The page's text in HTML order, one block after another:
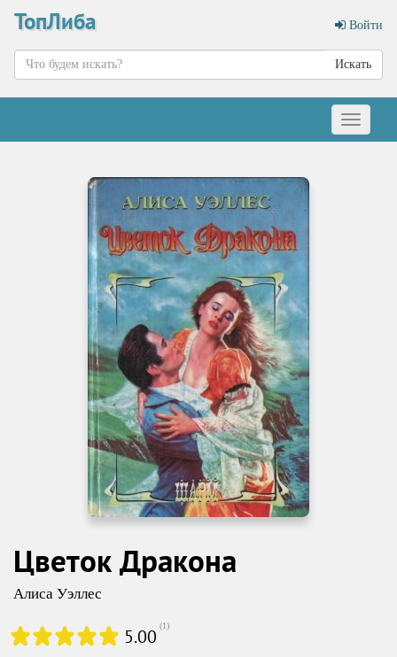
ТопЛиба Войти
Искать
Меню
Цветок Дракона
Алиса Уэллес
5.00 (1)